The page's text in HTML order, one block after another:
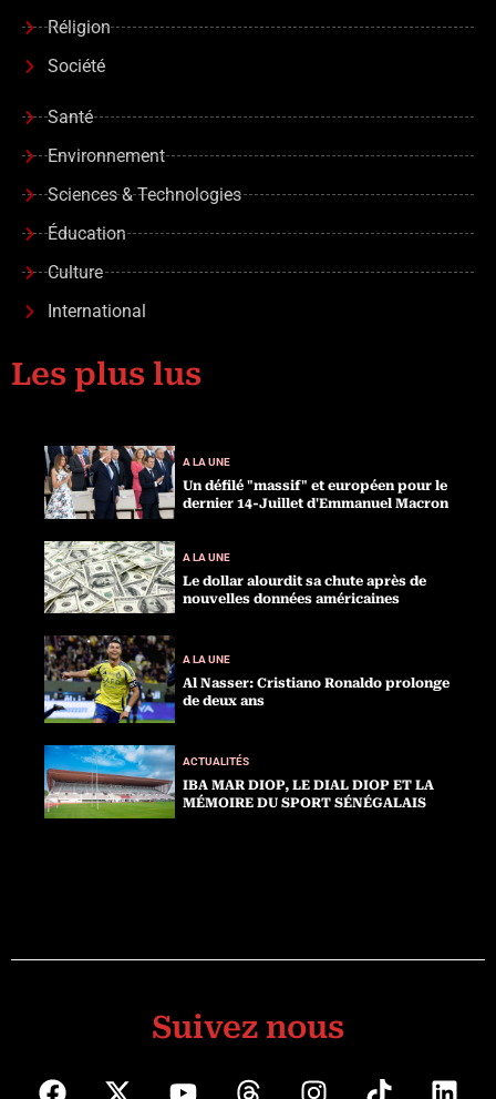
Réligion
Société
Santé
Environnement
Sciences & Technologies
Éducation
Culture
International
Les plus lus
A LA UNE
Un défilé "massif" et européen pour le
dernier 14-Juillet d'Emmanuel Macron
A LA UNE
Le dollar alourdit sa chute après de
nouvelles données américaines
A LA UNE
Al Nasser: Cristiano Ronaldo prolonge
de deux ans
ACTUALITÉS
IBA MAR DIOP, LE DIAL DIOP ET LA
MÉMOIRE DU SPORT SÉNÉGALAIS
Suivez nous